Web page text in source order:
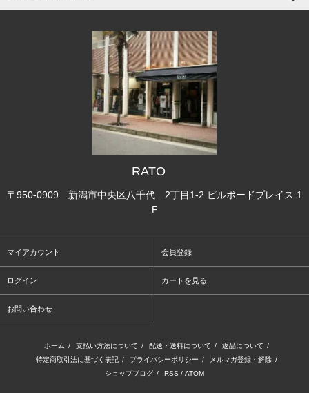
RATO
〒950-0909 新潟市中央区八千代 2丁目1-2 ビルボードプレイス 1
F
マイアカウント 会員登録
ログイン カートを見る
お問い合わせ
ホーム / 支払い方法について / 配送・送料について / 返品について /
特定商取引法に基づく表記 / プライバシーポリシー / メルマガ登録・解除 /
ショップブログ / RSS / ATOM